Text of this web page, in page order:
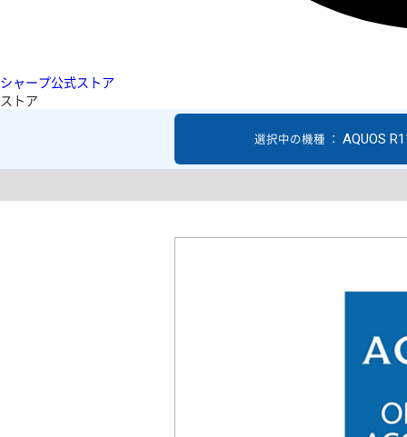
シャープ公式ストア
ストア
選択中の機種 ： AQUOS